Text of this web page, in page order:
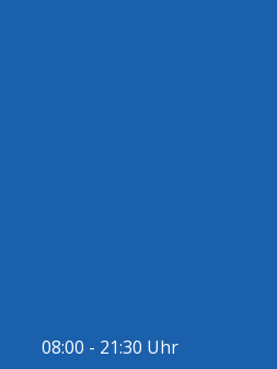
08:00 - 21:30 Uhr